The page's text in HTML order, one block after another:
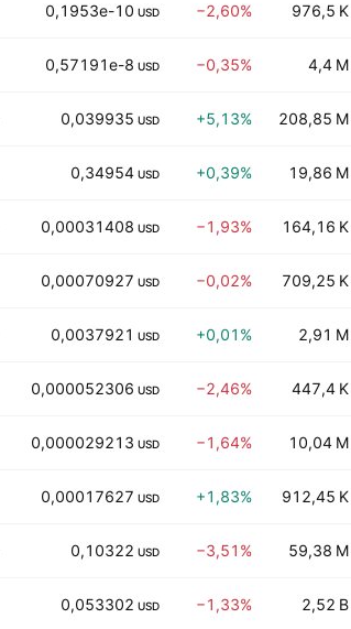
0,1953e-10 USD −2,60% 976,5 K
0,57191e-8 USD −0,35% 4,4 M
0,039935 USD +5,13% 208,85 M
0,34954 USD +0,39% 19,86 M
0,00031408 USD −1,93% 164,16 K
0,00070927 USD −0,02% 709,25 K
0,0037921 USD +0,01% 2,91 M
0,000052306 USD −2,46% 447,4 K
0,000029213 USD −1,64% 10,04 M
0,00017627 USD +1,83% 912,45 K
0,10322 USD −3,51% 59,38 M
0,053302 USD −1,33% 2,52 B